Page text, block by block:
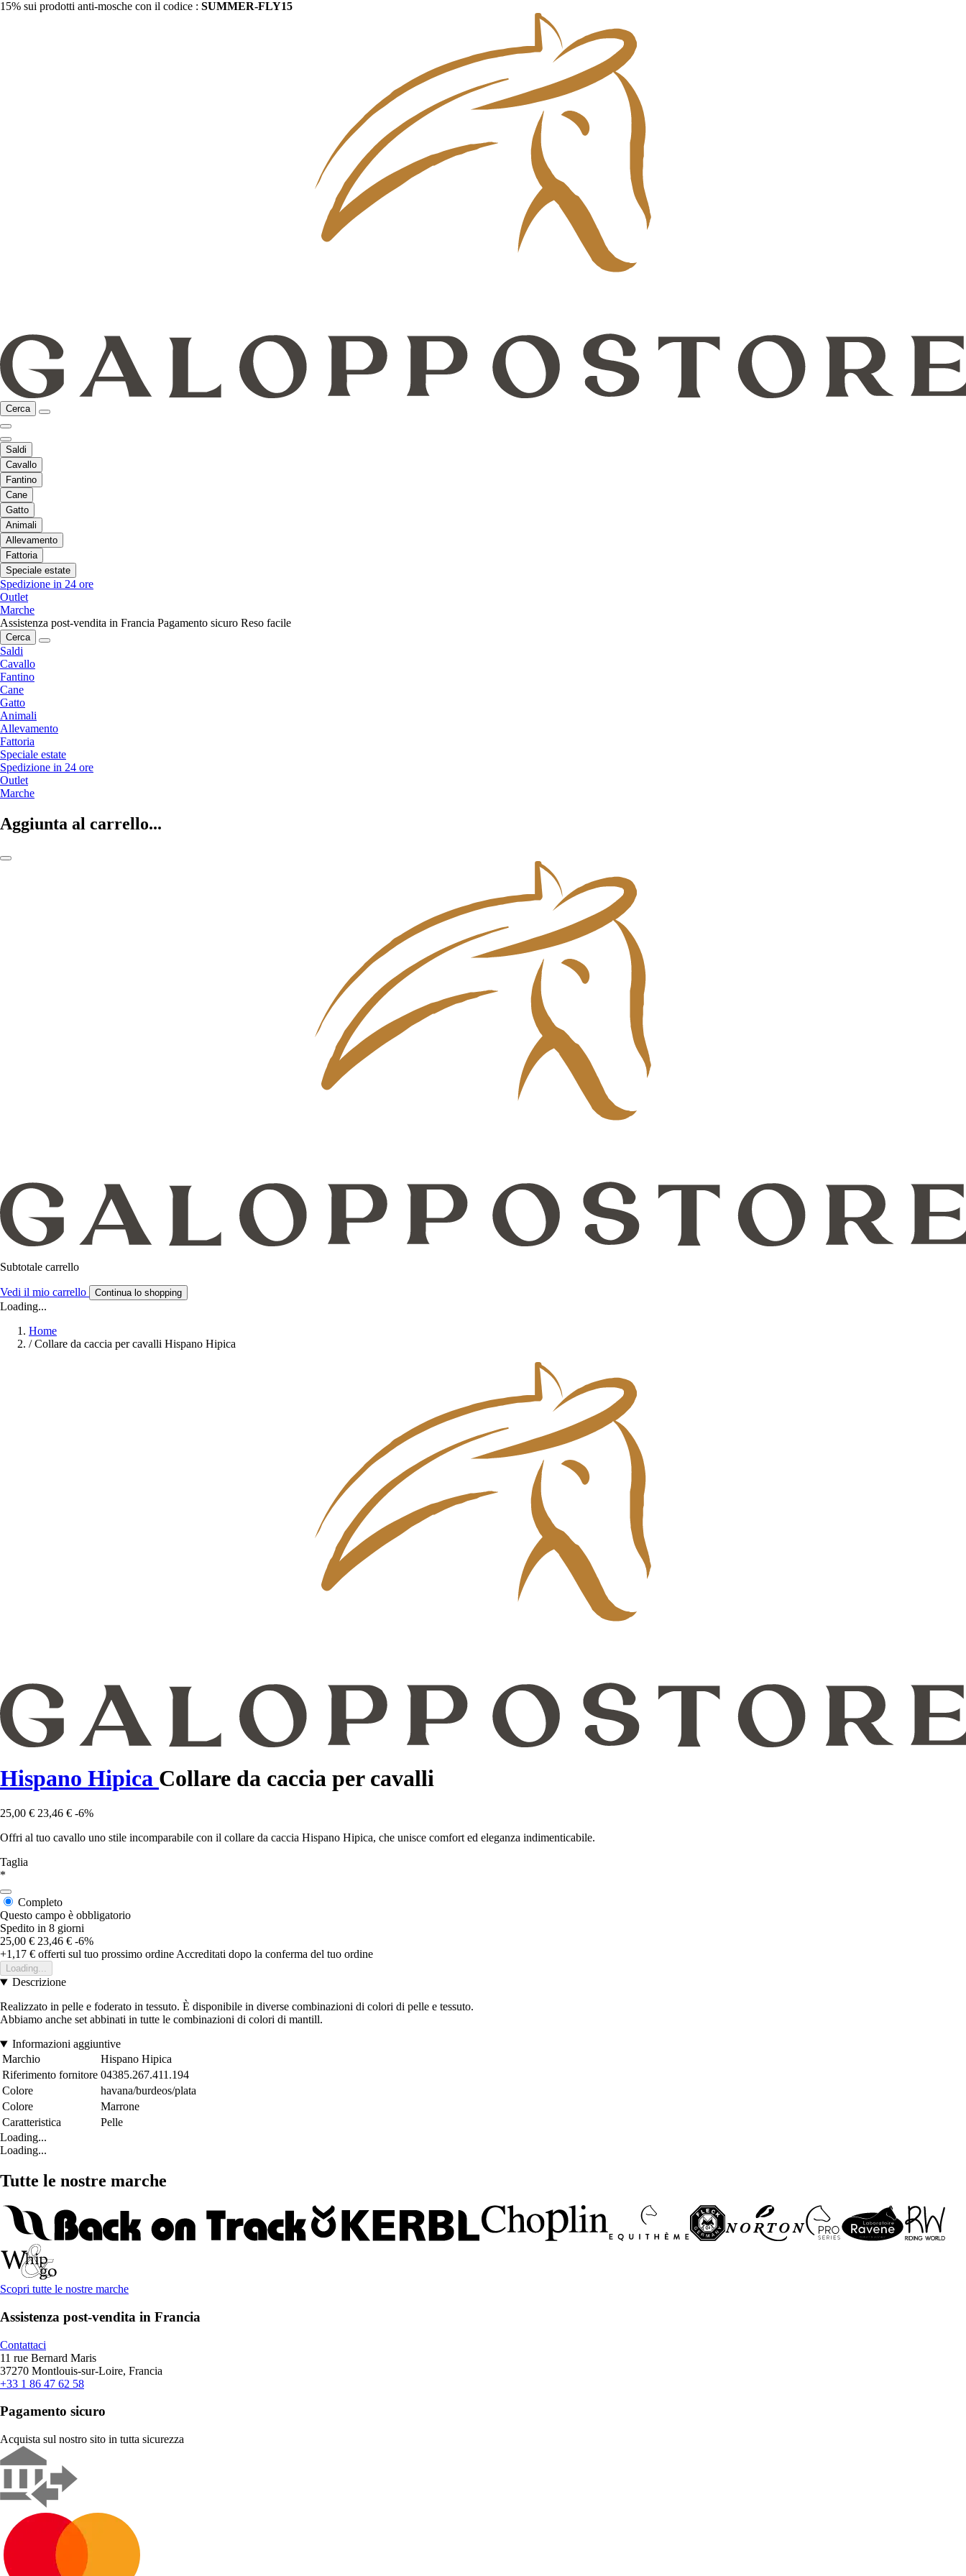
15% sui prodotti anti-mosche con il codice : SUMMER-FLY15
Cerca
Saldi
Cavallo
Fantino
Cane
Gatto
Animali
Allevamento
Fattoria
Speciale estate
Spedizione in 24 ore
Outlet
Marche
Assistenza post-vendita in Francia Pagamento sicuro Reso facile
Cerca
Saldi
Cavallo
Fantino
Cane
Gatto
Animali
Allevamento
Fattoria
Speciale estate
Spedizione in 24 ore
Outlet
Marche
Aggiunta al carrello...
Subtotale carrello
Vedi il mio carrello Continua lo shopping
Loading...
Home
/ Collare da caccia per cavalli Hispano Hipica
Hispano Hipica Collare da caccia per cavalli
25,00 € 23,46 € -6%
Offri al tuo cavallo uno stile incomparabile con il collare da caccia Hispano Hipica, che unisce comfort ed eleganza indimenticabile.
Taglia
*
Completo
Questo campo è obbligatorio
Spedito in 8 giorni
25,00 € 23,46 € -6%
+1,17 € offerti sul tuo prossimo ordineAccreditati dopo la conferma del tuo ordine
Loading...
Descrizione
Realizzato in pelle e foderato in tessuto. È disponibile in diverse combinazioni di colori di pelle e tessuto.
Abbiamo anche set abbinati in tutte le combinazioni di colori di mantill.
Informazioni aggiuntive
Marchio
Hispano Hipica
Riferimento fornitore 04385.267.411.194
Colore
havana/burdeos/plata
Colore
Marrone
Caratteristica
Pelle
Loading...
Loading...
Tutte le nostre marche
Scopri tutte le nostre marche
Assistenza post-vendita in Francia
Contattaci
11 rue Bernard Maris
37270 Montlouis-sur-Loire, Francia
+33 1 86 47 62 58
Pagamento sicuro
Acquista sul nostro sito in tutta sicurezza